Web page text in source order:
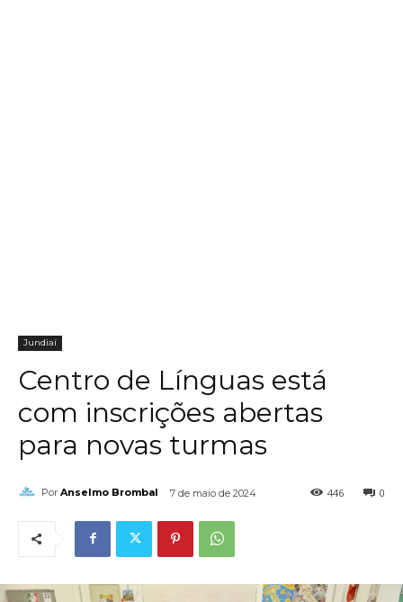
Jundiaí
Centro de Línguas está
com inscrições abertas
para novas turmas
Por Anselmo Brombal 7 de maio de 2024 0
446